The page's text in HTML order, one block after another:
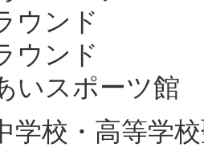
ウンド
ウンド
いスポーツ館
学校・高等学